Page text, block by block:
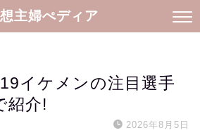
主婦ぺディア
イケメンの注目選手
紹介!
2026年8月5日